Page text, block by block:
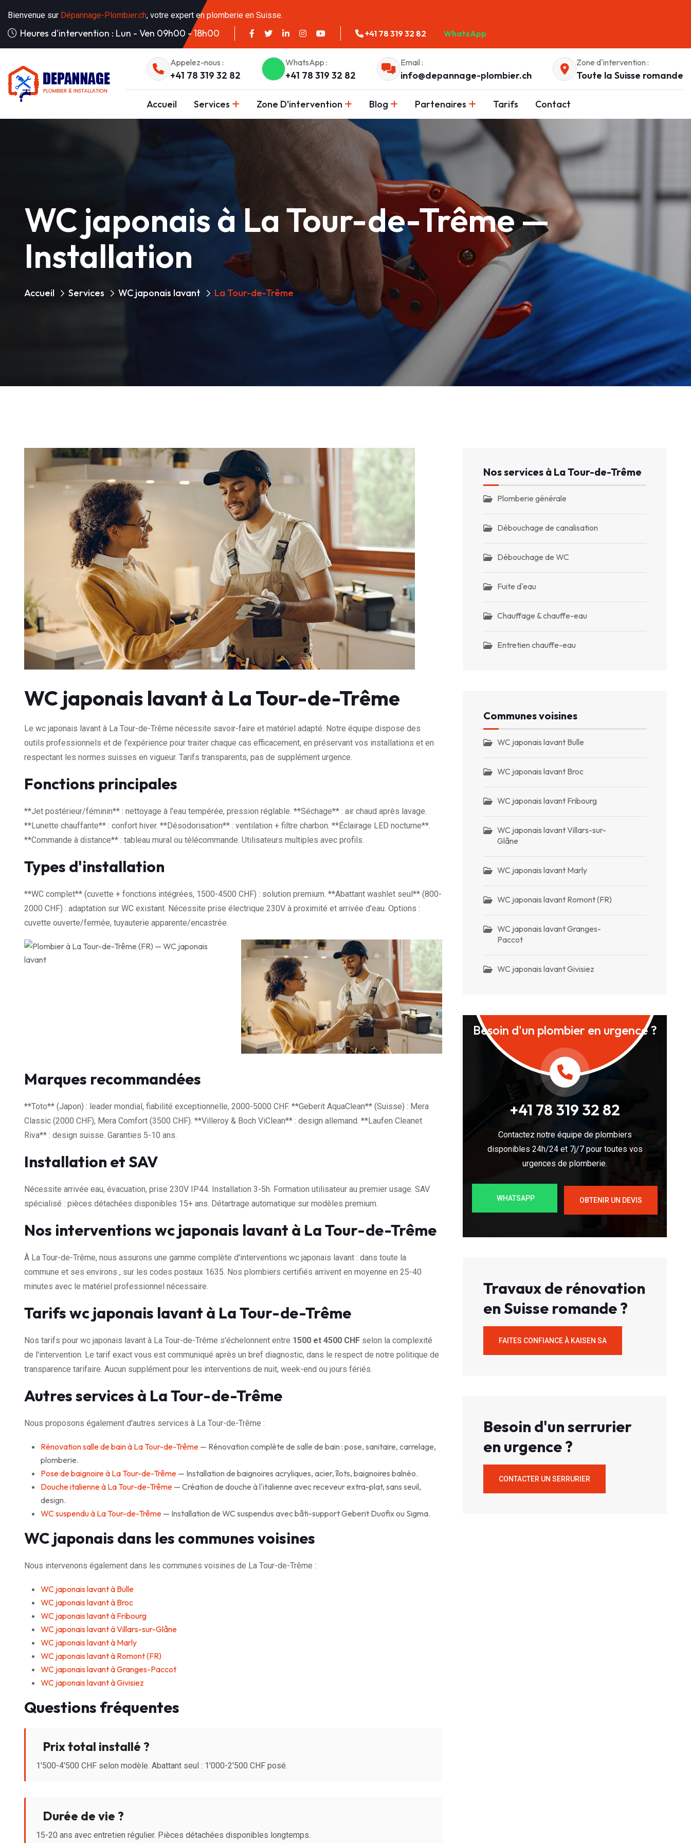
Bienvenue sur Dépannage-Plombier.ch, votre expert en plomberie en Suisse.
Heures d'intervention : Lun - Ven 09h00 - 18h00 +41 78 319 32 82 WhatsApp
Appelez-nous :
+41 78 319 32 82
WhatsApp :
+41 78 319 32 82
Email :
info@depannage-plombier.ch
Zone d'intervention :
Toute la Suisse romande
Accueil Services Zone D'intervention Blog Partenaires Tarifs Contact
WC japonais à La Tour-de-Trême —
Installation
Accueil Services WC japonais lavant La Tour-de-Trême
WC japonais lavant à La Tour-de-Trême
Le wc japonais lavant à La Tour-de-Trême nécessite savoir-faire et matériel adapté. Notre équipe dispose des
outils professionnels et de l'expérience pour traiter chaque cas efficacement, en préservant vos installations et en
respectant les normes suisses en vigueur. Tarifs transparents, pas de supplément urgence.
Fonctions principales
**Jet postérieur/féminin** : nettoyage à l'eau tempérée, pression réglable. **Séchage** : air chaud après lavage.
**Lunette chauffante** : confort hiver. **Désodorisation** : ventilation + filtre charbon. **Éclairage LED nocturne**.
**Commande à distance** : tableau mural ou télécommande. Utilisateurs multiples avec profils.
Types d'installation
**WC complet** (cuvette + fonctions intégrées, 1500-4500 CHF) : solution premium. **Abattant washlet seul** (800-
2000 CHF) : adaptation sur WC existant. Nécessite prise électrique 230V à proximité et arrivée d'eau. Options :
cuvette ouverte/fermée, tuyauterie apparente/encastrée.
Marques recommandées
**Toto** (Japon) : leader mondial, fiabilité exceptionnelle, 2000-5000 CHF. **Geberit AquaClean** (Suisse) : Mera
Classic (2000 CHF), Mera Comfort (3500 CHF). **Villeroy & Boch ViClean** : design allemand. **Laufen Cleanet
Riva** : design suisse. Garanties 5-10 ans.
Installation et SAV
Nécessite arrivée eau, évacuation, prise 230V IP44. Installation 3-5h. Formation utilisateur au premier usage. SAV
spécialisé : pièces détachées disponibles 15+ ans. Détartrage automatique sur modèles premium.
Nos interventions wc japonais lavant à La Tour-de-Trême
À La Tour-de-Trême, nous assurons une gamme complète d'interventions wc japonais lavant : dans toute la
commune et ses environs , sur les codes postaux 1635. Nos plombiers certifiés arrivent en moyenne en 25-40
minutes avec le matériel professionnel nécessaire.
Tarifs wc japonais lavant à La Tour-de-Trême
Nos tarifs pour wc japonais lavant à La Tour-de-Trême s'échelonnent entre 1500 et 4500 CHF selon la complexité
de l'intervention. Le tarif exact vous est communiqué après un bref diagnostic, dans le respect de notre politique de
transparence tarifaire. Aucun supplément pour les interventions de nuit, week-end ou jours fériés.
Autres services à La Tour-de-Trême
Nous proposons également d'autres services à La Tour-de-Trême :
Rénovation salle de bain à La Tour-de-Trême — Rénovation complète de salle de bain : pose, sanitaire, carrelage,
plomberie.
Pose de baignoire à La Tour-de-Trême — Installation de baignoires acryliques, acier, îlots, baignoires balnéo.
Douche italienne à La Tour-de-Trême — Création de douche à l'italienne avec receveur extra-plat, sans seuil,
design.
WC suspendu à La Tour-de-Trême — Installation de WC suspendus avec bâti-support Geberit Duofix ou Sigma.
WC japonais dans les communes voisines
Nous intervenons également dans les communes voisines de La Tour-de-Trême :
WC japonais lavant à Bulle
WC japonais lavant à Broc
WC japonais lavant à Fribourg
WC japonais lavant à Villars-sur-Glâne
WC japonais lavant à Marly
WC japonais lavant à Romont (FR)
WC japonais lavant à Granges-Paccot
WC japonais lavant à Givisiez
Questions fréquentes
Prix total installé ?
1'500-4'500 CHF selon modèle. Abattant seul : 1'000-2'500 CHF posé.
Durée de vie ?
15-20 ans avec entretien régulier. Pièces détachées disponibles longtemps.
Nos services à La Tour-de-Trême
Plomberie générale
Débouchage de canalisation
Débouchage de WC
Fuite d'eau
Chauffage & chauffe-eau
Entretien chauffe-eau
Communes voisines
WC japonais lavant Bulle
WC japonais lavant Broc
WC japonais lavant Fribourg
WC japonais lavant Villars-sur-
Glâne
WC japonais lavant Marly
WC japonais lavant Romont (FR)
WC japonais lavant Granges-
Paccot
WC japonais lavant Givisiez
Besoin d'un plombier en urgence ?
+41 78 319 32 82
Contactez notre équipe de plombiers
disponibles 24h/24 et 7j/7 pour toutes vos
urgences de plomberie.
WHATSAPP OBTENIR UN DEVIS
Travaux de rénovation
en Suisse romande ?
FAITES CONFIANCE À KAISEN SA
Besoin d'un serrurier
en urgence ?
CONTACTER UN SERRURIER